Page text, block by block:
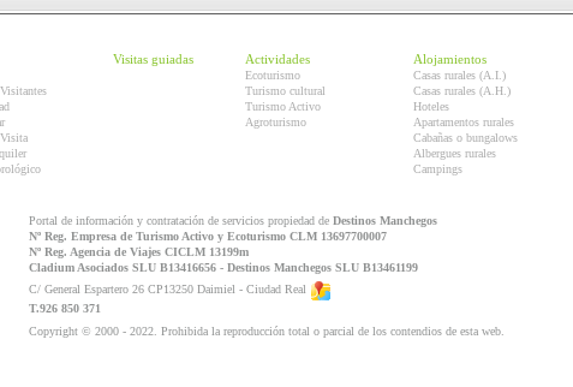
Visitas guiadas Actividades
Ecoturismo
Turismo cultural
Turismo Activo
Agroturismo
Alojamientos
Casas rurales (A.I.)
Casas rurales (A.H.)
Hoteles
Apartamentos rurales
Cabañas o bungalows
Albergues rurales
Campings
Portal de información y contratación de servicios propiedad de Destinos Manchegos
Nº Reg. Empresa de Turismo Activo y Ecoturismo CLM 13697700007
Nº Reg. Agencia de Viajes CICLM 13199m
Cladium Asociados SLU B13416656 - Destinos Manchegos SLU B13461199
C/ General Espartero 26 CP13250 Daimiel - Ciudad Real
T.926 850 371
Copyright © 2000 - 2022. Prohibida la reproducción total o parcial de los contendios de esta web.